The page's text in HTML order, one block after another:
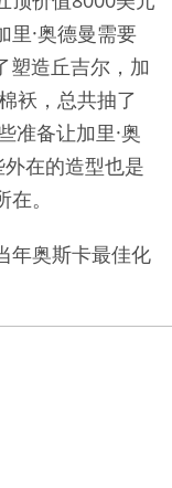
里·奥德曼需要
塑造丘吉尔，加
袄，总共抽了
准备让加里·奥
在的造型也是
。
年奥斯卡最佳化